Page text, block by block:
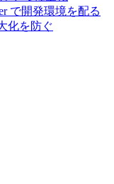
で開発環境を配る
化を防ぐ